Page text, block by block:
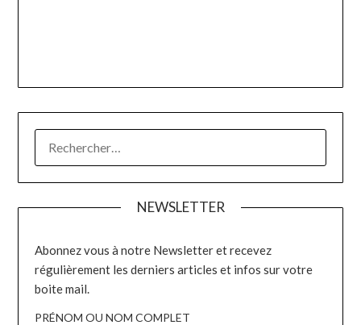
NEWSLETTER
Abonnez vous à notre Newsletter et recevez
régulièrement les derniers articles et infos sur votre
boite mail.
PRÉNOM OU NOM COMPLET